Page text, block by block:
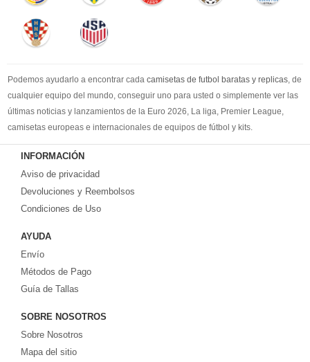
Podemos ayudarlo a encontrar cada camisetas de futbol baratas y replicas , de
cualquier equipo del mundo, conseguir uno para usted o simplemente ver las
últimas noticias y lanzamientos de la Euro 2026, La liga, Premier League,
camisetas europeas e internacionales de equipos de fútbol y kits.
Comprecamisetas de futbol baratasen la tienda deportiva más grande de
Europa. ¡Grandes ofertas en todas las camisetas del club de fútbol, ​​kits
europeos e internacionales, todo a los precios más bajos!
Compre nuestra gran selección de
equipaciones, camisetas y un portero a partir de €17.6. Diseños de fútbol
INFORMACIÓN
Aviso de privacidad
Devoluciones y Reembolsos
Condiciones de Uso
AYUDA
Envío
Métodos de Pago
Guía de Tallas
SOBRE NOSOTROS
Sobre Nosotros
Mapa del sitio